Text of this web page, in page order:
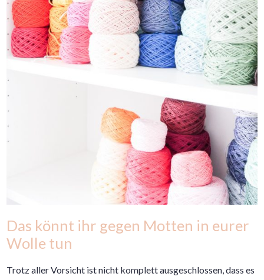
Das könnt ihr gegen Motten in eurer
Wolle tun
Trotz aller Vorsicht ist nicht komplett ausgeschlossen, dass es